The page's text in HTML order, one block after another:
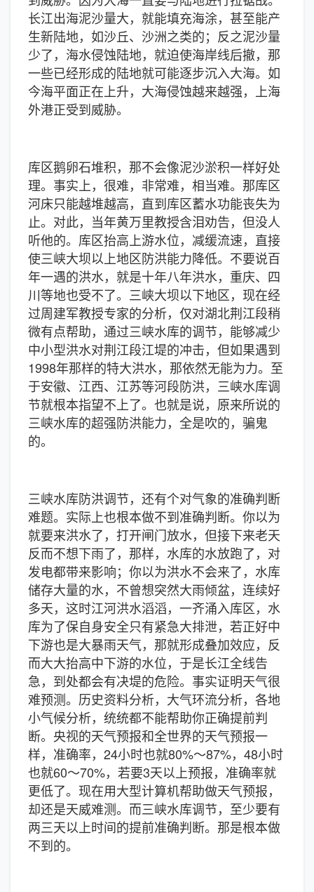
长江出海泥沙量大，就能填充海涂，甚至能产
生新陆地，如沙丘、沙洲之类的；反之泥沙量
少了，海水侵蚀陆地，就迫使海岸线后撤，那
一些已经形成的陆地就可能逐步沉入大海。如
今海平面正在上升，大海侵蚀越来越强，上海
外港正受到威胁。
库区鹅卵石堆积，那不会像泥沙淤积一样好处
理。事实上，很难，非常难，相当难。那库区
河床只能越堆越高，直到库区蓄水功能丧失为
止。对此，当年黄万里教授含泪劝告，但没人
听他的。库区抬高上游水位，减缓流速，直接
使三峡大坝以上地区防洪能力降低。不要说百
年一遇的洪水，就是十年八年洪水，重庆、四
川等地也受不了。三峡大坝以下地区，现在经
过周建军教授专家的分析，仅对湖北荆江段稍
微有点帮助，通过三峡水库的调节，能够减少
中小型洪水对荆江段江堤的冲击，但如果遇到
1998年那样的特大洪水，那依然无能为力。至
于安徽、江西、江苏等河段防洪，三峡水库调
节就根本指望不上了。也就是说，原来所说的
三峡水库的超强防洪能力，全是吹的，骗鬼
的。
三峡水库防洪调节，还有个对气象的准确判断
难题。实际上也根本做不到准确判断。你以为
就要来洪水了，打开闸门放水，但接下来老天
反而不想下雨了，那样，水库的水放跑了，对
发电都带来影响；你以为洪水不会来了，水库
储存大量的水，不曾想突然大雨倾盆，连续好
多天，这时江河洪水滔滔，一齐涌入库区，水
库为了保自身安全只有紧急大排泄，若正好中
下游也是大暴雨天气，那就形成叠加效应，反
而大大抬高中下游的水位，于是长江全线告
急，到处都会有决堤的危险。事实证明天气很
难预测。历史资料分析，大气环流分析，各地
小气候分析，统统都不能帮助你正确提前判
断。央视的天气预报和全世界的天气预报一
样，准确率，24小时也就80%～87%，48小时
也就60～70%，若要3天以上预报，准确率就
更低了。现在用大型计算机帮助做天气预报，
却还是天威难测。而三峡水库调节，至少要有
两三天以上时间的提前准确判断。那是根本做
不到的。